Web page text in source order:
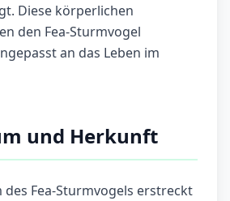
Diese körperlichen
den Fea-Sturmvogel
an das Leben im
und Herkunft
des Fea-Sturmvogels erstreckt